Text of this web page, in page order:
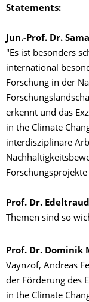
Statements:
Jun.-Prof. Dr.
"Es ist besonders
international
Forschung in der
erkennt und das
in the Climate
interdisziplinäre
Prof. Dr.
Themen sind so
Prof. Dr. Dominik
Vaynzof, Andreas
der Förderung des
in the Climate